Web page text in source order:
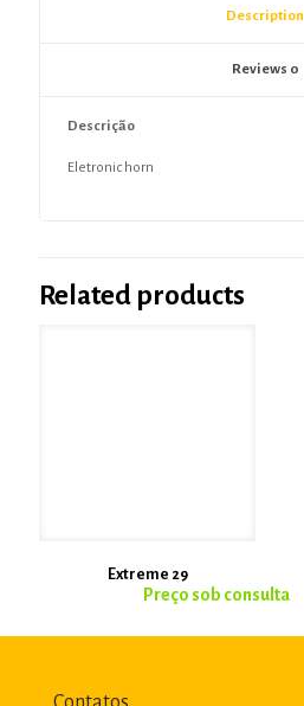
Description
Reviews 0
Descrição
Eletronic horn
Related products
Extreme 29